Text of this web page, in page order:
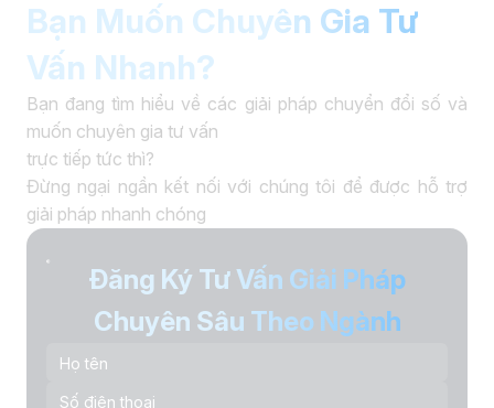
Bạn Muốn Chuyên Gia Tư
Vấn Nhanh?
Bạn đang tìm hiểu về các giải pháp chuyển đổi số và
muốn chuyên gia tư vấn
trực tiếp tức thì?
Đừng ngại ngần kết nối với chúng tôi để được hỗ trợ
giải pháp nhanh chóng
Đăng Ký Tư Vấn Giải Pháp
Chuyên Sâu Theo Ngành